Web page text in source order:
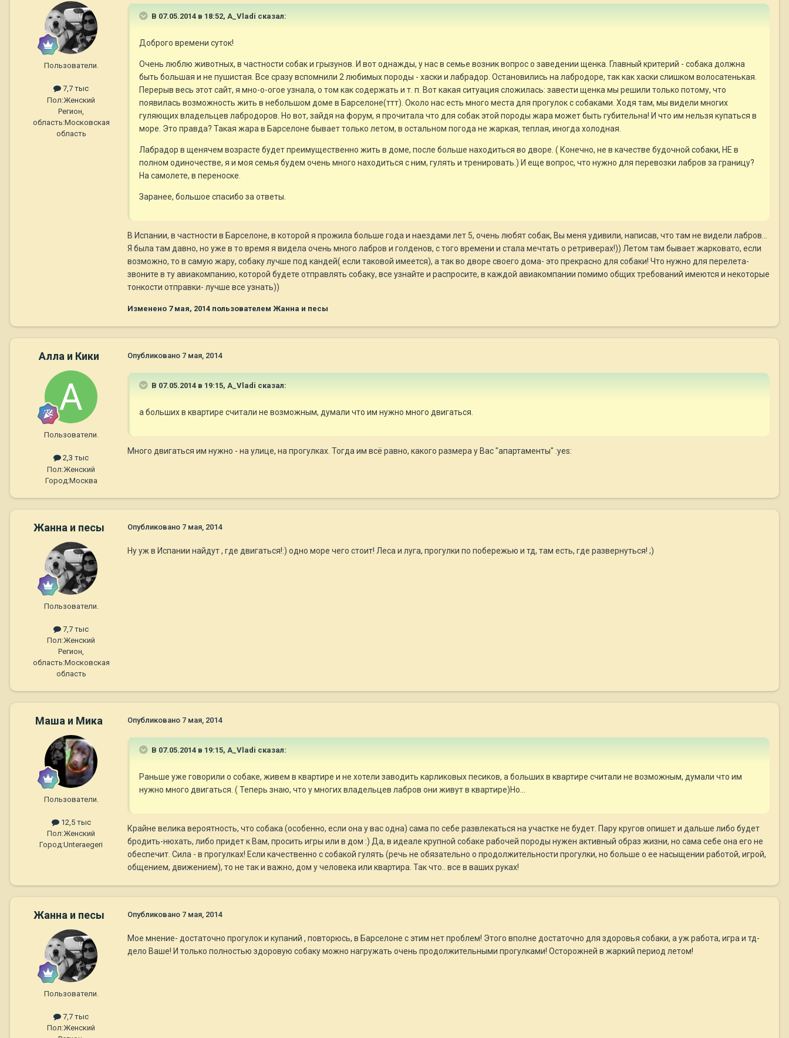
Пользователи.
7,7 тыс
Пол:Женский
Регион,
область:Московская
область
В 07.05.2014 в 18:52, A_Vladi сказал:
Доброго времени суток!
Очень люблю животных, в частности собак и грызунов. И вот однажды, у нас в семье возник вопрос о заведении щенка. Главный критерий - собака должна
быть большая и не пушистая. Все сразу вспомнили 2 любимых породы - хаски и лабрадор. Остановились на лабродоре, так как хаски слишком волосатенькая.
Перерыв весь этот сайт, я мно-о-огое узнала, о том как содержать и т. п. Вот какая ситуация сложилась: завести щенка мы решили только потому, что
появилась возможность жить в небольшом доме в Барселоне(ттт). Около нас есть много места для прогулок с собаками. Ходя там, мы видели многих
гуляющих владельцев лабродоров. Но вот, зайдя на форум, я прочитала что для собак этой породы жара может быть губительна! И что им нельзя купаться в
море. Это правда? Такая жара в Барселоне бывает только летом, в остальном погода не жаркая, теплая, иногда холодная.
Лабрадор в щенячем возрасте будет преимущественно жить в доме, после больше находиться во дворе. ( Конечно, не в качестве будочной собаки, НЕ в
полном одиночестве, я и моя семья будем очень много находиться с ним, гулять и тренировать.) И еще вопрос, что нужно для перевозки лабров за границу?
На самолете, в переноске.
Заранее, большое спасибо за ответы.
В Испании, в частности в Барселоне, в которой я прожила больше года и наездами лет 5, очень любят собак, Вы меня удивили, написав, что там не видели лабров...
Я была там давно, но уже в то время я видела очень много лабров и голденов, с того времени и стала мечтать о ретриверах!)) Летом там бывает жарковато, если
возможно, то в самую жару, собаку лучше под кандей( если таковой имеется), а так во дворе своего дома- это прекрасно для собаки! Что нужно для перелета-
звоните в ту авиакомпанию, которой будете отправлять собаку, все узнайте и распросите, в каждой авиакомпании помимо общих требований имеются и некоторые
тонкости отправки- лучше все узнать))
Изменено 7 мая, 2014 пользователем Жанна и песы
Алла и Кики
Пользователи.
2,3 тыс
Пол:Женский
Город:Москва
Опубликовано 7 мая, 2014
В 07.05.2014 в 19:15, A_Vladi сказал:
а больших в квартире считали не возможным, думали что им нужно много двигаться.
Много двигаться им нужно - на улице, на прогулках. Тогда им всё равно, какого размера у Вас "апартаменты" :yes:
Жанна и песы
Пользователи.
7,7 тыс
Пол:Женский
Регион,
область:Московская
область
Опубликовано 7 мая, 2014
Ну уж в Испании найдут , где двигаться!:) одно море чего стоит! Леса и луга, прогулки по побережью и тд, там есть, где развернуться! ;)
Маша и Мика
Пользователи.
12,5 тыс
Пол:Женский
Город:Unteraegeri
Опубликовано 7 мая, 2014
В 07.05.2014 в 19:15, A_Vladi сказал:
Раньше уже говорили о собаке, живем в квартире и не хотели заводить карликовых песиков, а больших в квартире считали не возможным, думали что им
нужно много двигаться. ( Теперь знаю, что у многих владельцев лабров они живут в квартире)Но...
Крайне велика вероятность, что собака (особенно, если она у вас одна) сама по себе развлекаться на участке не будет. Пару кругов опишет и дальше либо будет
бродить-нюхать, либо придет к Вам, просить игры или в дом :) Да, в идеале крупной собаке рабочей породы нужен активный образ жизни, но сама себе она его не
обеспечит. Сила - в прогулках! Если качественно с собакой гулять (речь не обязательно о продолжительности прогулки, но больше о ее насыщении работой, игрой,
общением, движением), то не так и важно, дом у человека или квартира. Так что.. все в ваших руках!
Жанна и песы
Пользователи.
7,7 тыс
Пол:Женский
Опубликовано 7 мая, 2014
Мое мнение- достаточно прогулок и купаний , повторюсь, в Барселоне с этим нет проблем! Этого вполне достаточно для здоровья собаки, а уж работа, игра и тд-
дело Ваше! И только полностью здоровую собаку можно нагружать очень продолжительными прогулками! Осторожней в жаркий период летом!